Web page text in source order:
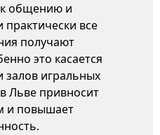
общению и
практически все
получают
это касается
залов игральных
Льве привносит
и повышает